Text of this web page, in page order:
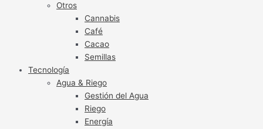
Otros
Cannabis
Café
Cacao
Semillas
Tecnología
Agua & Riego
Gestión del Agua
Riego
Energía